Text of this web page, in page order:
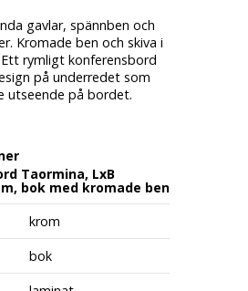
gavlar, spännben och
Kromade ben och skiva i
rymligt konferensbord
på underredet som
utseende på bordet.
Taormina, LxB
bok med kromade ben
krom
bok